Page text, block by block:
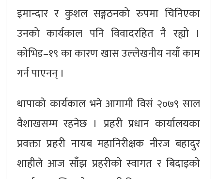
इमान्दार र कुशल सङ्गठनको रुपमा चिनिएका
उनको कार्यकाल पनि विवादरहित नै रह्यो ।
कोभिड–१९ का कारण खास उल्लेखनीय नयाँ काम
गर्न पाएनन् ।
थापाको कार्यकाल भने आगामी विसं २०७९ साल
वैशाखसम्म रहनेछ । प्रहरी प्रधान कार्यालयका
प्रवक्ता प्रहरी नायब महानिरीक्षक नीरज बहादुर
शाहीले आज साँझ प्रहरीको स्वागत र बिदाइको